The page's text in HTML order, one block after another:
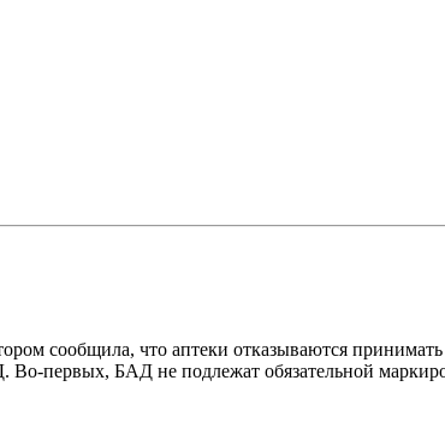
сообщила, что аптеки отказываются
Во-первых, БАД не подлежат обязательной